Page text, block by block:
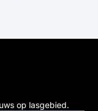
op lasgebied.